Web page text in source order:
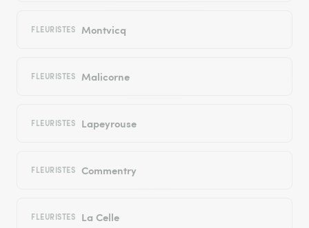
FLEURISTES Montvicq
FLEURISTES Malicorne
FLEURISTES Lapeyrouse
FLEURISTES Commentry
FLEURISTES La Celle